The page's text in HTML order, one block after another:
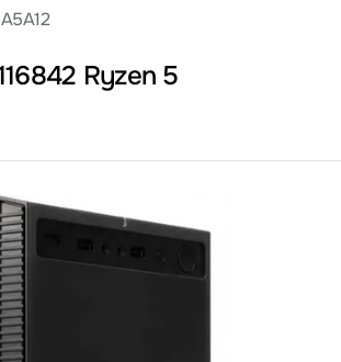
Ryzen 5